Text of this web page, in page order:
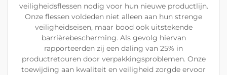
veiligheidsflessen nodig voor hun nieuwe productlijn.
Onze flessen voldeden niet alleen aan hun strenge
veiligheidseisen, maar bood ook uitstekende
barrièrebescherming. Als gevolg hiervan
rapporteerden zij een daling van 25% in
productretouren door verpakkingsproblemen. Onze
toewijding aan kwaliteit en veiligheid zorgde ervoor